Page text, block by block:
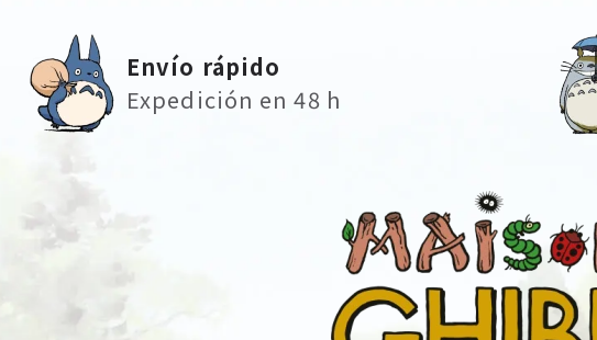
Envío rápido
Expedición en 48 h